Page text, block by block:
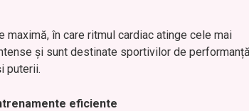
maximă, în care ritmul cardiac atinge cele mai
și sunt destinate sportivilor de
puterii.
eficiente